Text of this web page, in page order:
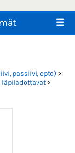
passiivi, opto) >
läpiladottavat>